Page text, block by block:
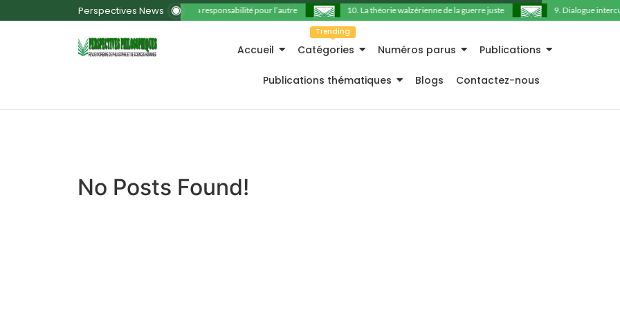
Perspectives News 11. La responsabilité pour l’autre 10. La théorie walzérienne de la guerre juste 9. Dialogue
Accueil Catégories
Trending
Numéros parus Publications
Publications thématiques Blogs Contactez-nous
No Posts Found!